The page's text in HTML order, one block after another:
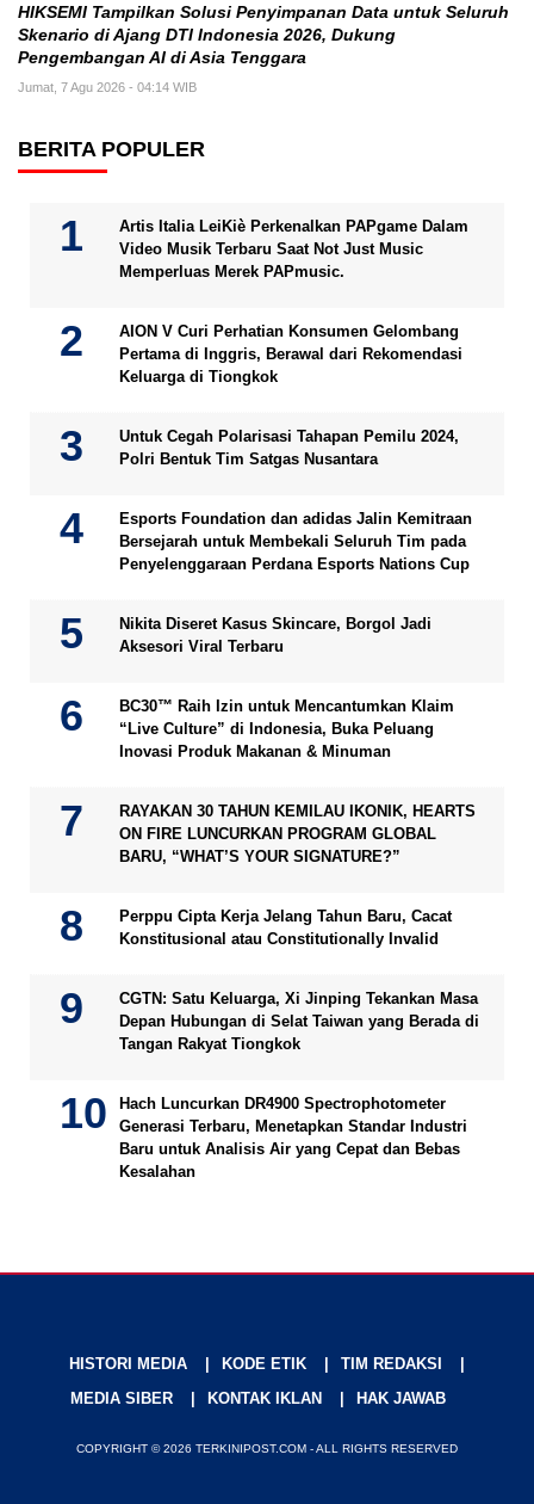
HIKSEMI Tampilkan Solusi Penyimpanan Data untuk Seluruh
Skenario di Ajang DTI Indonesia 2026, Dukung
Pengembangan AI di Asia Tenggara
Jumat, 7 Agu 2026 - 04:14 WIB
BERITA POPULER
Artis Italia LeiKiè Perkenalkan PAPgame Dalam
Video Musik Terbaru Saat Not Just Music
Memperluas Merek PAPmusic.
AION V Curi Perhatian Konsumen Gelombang
Pertama di Inggris, Berawal dari Rekomendasi
Keluarga di Tiongkok
Untuk Cegah Polarisasi Tahapan Pemilu 2024,
Polri Bentuk Tim Satgas Nusantara
Esports Foundation dan adidas Jalin Kemitraan
Bersejarah untuk Membekali Seluruh Tim pada
Penyelenggaraan Perdana Esports Nations Cup
Nikita Diseret Kasus Skincare, Borgol Jadi
Aksesori Viral Terbaru
BC30™ Raih Izin untuk Mencantumkan Klaim
“Live Culture” di Indonesia, Buka Peluang
Inovasi Produk Makanan & Minuman
RAYAKAN 30 TAHUN KEMILAU IKONIK, HEARTS
ON FIRE LUNCURKAN PROGRAM GLOBAL
BARU, “WHAT’S YOUR SIGNATURE?”
Perppu Cipta Kerja Jelang Tahun Baru, Cacat
Konstitusional atau Constitutionally Invalid
CGTN: Satu Keluarga, Xi Jinping Tekankan Masa
Depan Hubungan di Selat Taiwan yang Berada di
Tangan Rakyat Tiongkok
Hach Luncurkan DR4900 Spectrophotometer
Generasi Terbaru, Menetapkan Standar Industri
Baru untuk Analisis Air yang Cepat dan Bebas
Kesalahan
HISTORI MEDIA KODE ETIK
TIM REDAKSI
MEDIA SIBER
KONTAK IKLAN HAK JAWAB
COPYRIGHT © 2026 TERKINIPOST.COM - ALL RIGHTS RESERVED